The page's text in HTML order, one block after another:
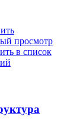
просмотр
в список